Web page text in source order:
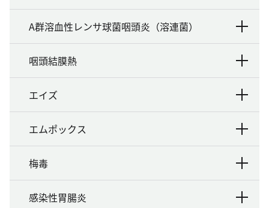
A群溶血性レンサ球菌咽頭炎（溶連菌）
咽頭結膜熱
エイズ
エムポックス
梅毒
感染性胃腸炎